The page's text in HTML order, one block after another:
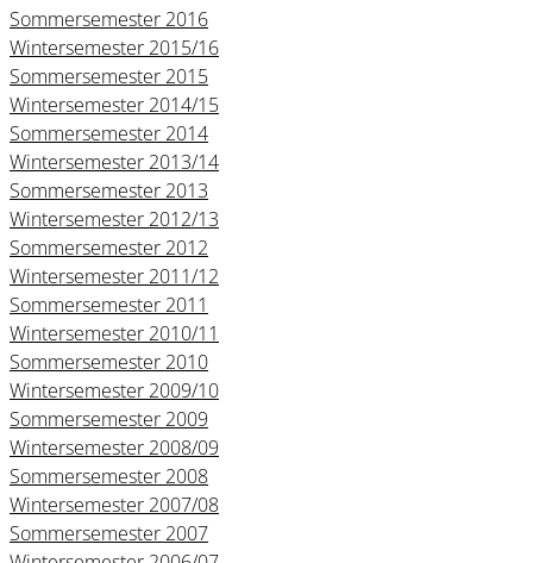
Sommersemester 2016
Wintersemester 2015/16
Sommersemester 2015
Wintersemester 2014/15
Sommersemester 2014
Wintersemester 2013/14
Sommersemester 2013
Wintersemester 2012/13
Sommersemester 2012
Wintersemester 2011/12
Sommersemester 2011
Wintersemester 2010/11
Sommersemester 2010
Wintersemester 2009/10
Sommersemester 2009
Wintersemester 2008/09
Sommersemester 2008
Wintersemester 2007/08
Sommersemester 2007